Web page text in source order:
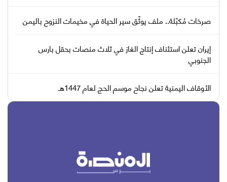
صرخات مُكبّلة.. ملف يوثّق سير الحياة في مخيمات النزوح باليمن
إيران تعلن استئناف إنتاج الغاز في ثلاث منصات بحقل بارس
الجنوبي
الأوقاف اليمنية تعلن نجاح موسم الحج لعام 1447هـ